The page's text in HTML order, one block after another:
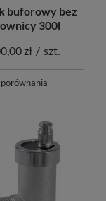
buforowy bez
300l
zł / szt.